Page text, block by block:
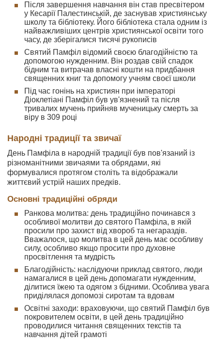
Після завершення навчання він став пресвітером
у Кесарії Палестинській, де заснував християнську
школу та бібліотеку. Його бібліотека стала одним із
найважливіших центрів християнської освіти того
часу, де зберігалися тисячі рукописів
Святий Памфіл відомий своєю благодійністю та
допомогою нужденним. Він роздав свій спадок
бідним та витрачав власні кошти на придбання
священних книг та допомогу учням своєї школи
Під час гонінь на християн при імператорі
Діоклетіані Памфіл був ув'язнений та після
тривалих мучень прийняв мученицьку смерть за
віру в 309 році
Народні традиції та звичаї
День Памфіла в народній традиції був пов'язаний із
різноманітними звичаями та обрядами, які
формувалися протягом століть та відображали
життєвий устрій наших предків.
Основні традиційні обряди
Ранкова молитва: день традиційно починався з
особливої молитви до святого Памфіла, в якій
просили про захист від хвороб та негараздів.
Вважалося, що молитва в цей день має особливу
силу, особливо якщо просити про духовне
просвітлення та мудрість
Благодійність: наслідуючи приклад святого, люди
намагалися в цей день допомагати нужденним,
ділитися їжею та одягом з бідними. Особлива увага
приділялася допомозі сиротам та вдовам
Освітні заходи: враховуючи, що святий Памфіл був
покровителем освіти, в цей день традиційно
проводилися читання священних текстів та
навчання дітей грамоті